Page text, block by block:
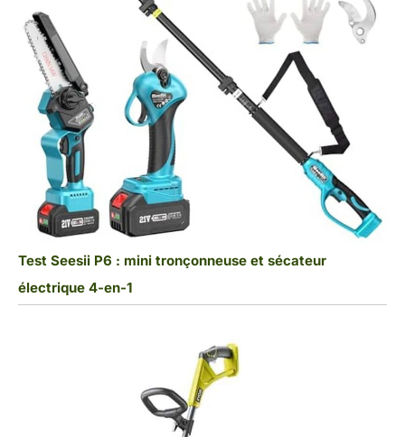
Test Seesii P6 : mini tronçonneuse et sécateur
électrique 4-en-1